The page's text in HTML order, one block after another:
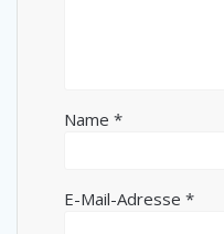
Name *
E-Mail-Adresse *